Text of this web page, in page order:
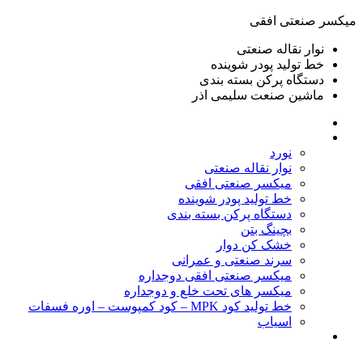
ميكسر صنعتی افقی
نوار نقاله صنعتی
خط تولید پودر شوينده
دستگاه پرکن بسته بندی
ماشين صنعت سليمی اذر
نورد
نوار نقاله صنعتی
ميكسر صنعتی افقی
خط تولید پودر شوينده
دستگاه پرکن بسته بندی
بچينگ بتن
خشک کن دوار
سرند صنعتی و عمرانی
میکسر صنعتی افقی دوجداره
میکسر های تحت خلع و دوجداره
خط تولید کود MPK – کود کمپوست – اوره فسفات
اسیاب